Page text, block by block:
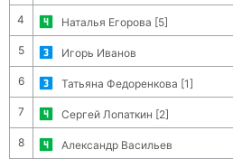
4 Наталья Егорова [5]
5 Игорь Иванов
6 Татьяна Федоренкова [1]
7 Сергей Лопаткин [2]
8 Александр Васильев